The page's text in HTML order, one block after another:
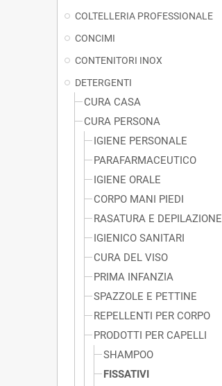
COLTELLERIA PROFESSIONALE
CONCIMI
CONTENITORI INOX
DETERGENTI
CURA CASA
CURA PERSONA
IGIENE PERSONALE
PARAFARMACEUTICO
IGIENE ORALE
CORPO MANI PIEDI
RASATURA E DEPILAZIONE
IGIENICO SANITARI
CURA DEL VISO
PRIMA INFANZIA
SPAZZOLE E PETTINE
REPELLENTI PER CORPO
PRODOTTI PER CAPELLI
SHAMPOO
FISSATIVI